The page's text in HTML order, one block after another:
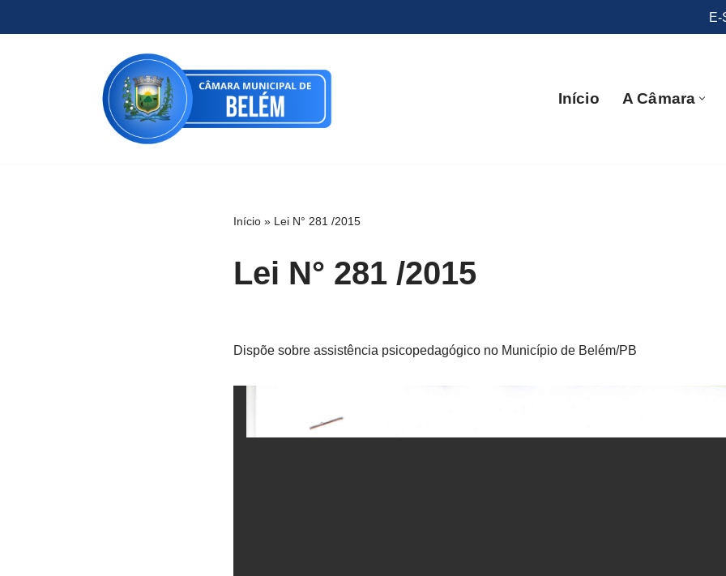
E-
Início A Câmara
Início » Lei N° 281 /2015
Lei N° 281 /2015
Dispõe sobre assistência psicopedagógico no Município de Belém/PB